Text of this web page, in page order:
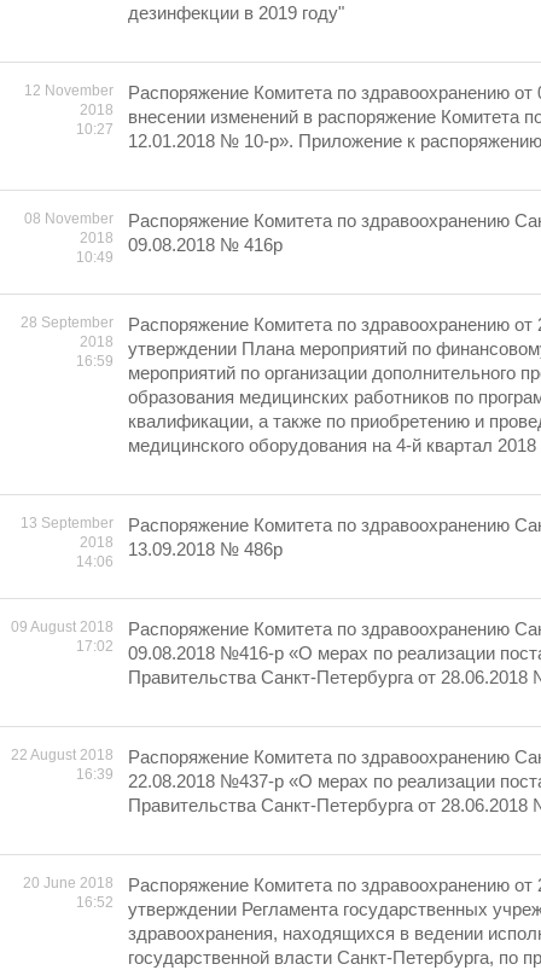
дезинфекции в 2019 году"
12 November
2018
10:27
Распоряжение Комитета по здравоохранению
внесении изменений в распоряжение Комитета
12.01.2018 № 10-р». Приложение к распоряжению
08 November
2018
10:49
Распоряжение Комитета по здравоохранению
09.08.2018 № 416р
28 September
2018
16:59
Распоряжение Комитета по здравоохранению
утверждении Плана мероприятий по
мероприятий по организации дополнительного
образования медицинских работников по
квалификации, а также по приобретению и
медицинского оборудования на 4-й квартал 2018
13 September
2018
14:06
Распоряжение Комитета по здравоохранению
13.09.2018 № 486р
09 August 2018
17:02
Распоряжение Комитета по здравоохранению
09.08.2018 №416-р «О мерах по реализации
Правительства Санкт-Петербурга от 28.06.2018
22 August 2018
16:39
Распоряжение Комитета по здравоохранению
22.08.2018 №437-р «О мерах по реализации
Правительства Санкт-Петербурга от 28.06.2018
20 June 2018
16:52
Распоряжение Комитета по здравоохранению
утверждении Регламента государственных
здравоохранения, находящихся в ведении
государственной власти Санкт-Петербурга, по